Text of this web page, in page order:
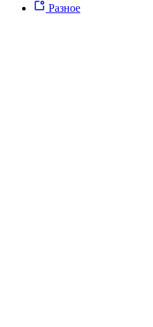
Разное